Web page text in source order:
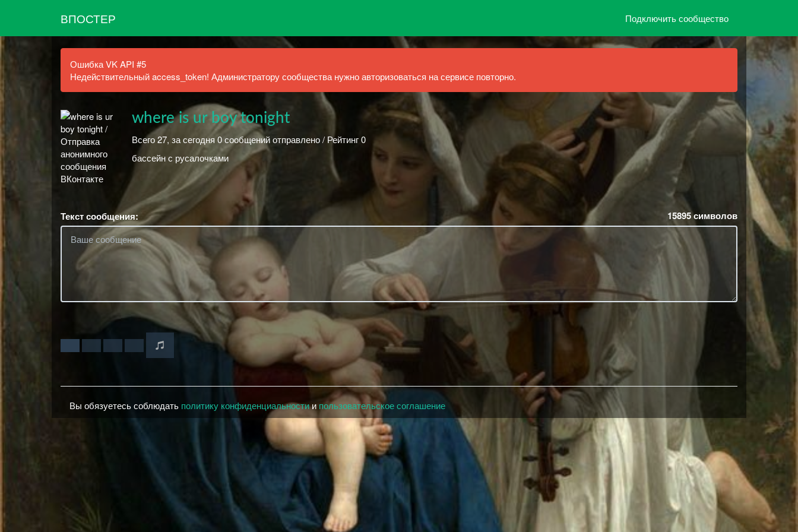
ВПОСТЕР Подключить сообщество
Ошибка VK API #5
Недействительный access_token! Администратору сообщества нужно авторизоваться на сервисе повторно.
where is ur boy tonight
Всего 27, за сегодня 0 сообщений отправлено / Рейтинг 0
бассейн с русалочками
Текст сообщения: 15895символов
Вы обязуетесь соблюдать политику конфиденциальностии пользовательское соглашение